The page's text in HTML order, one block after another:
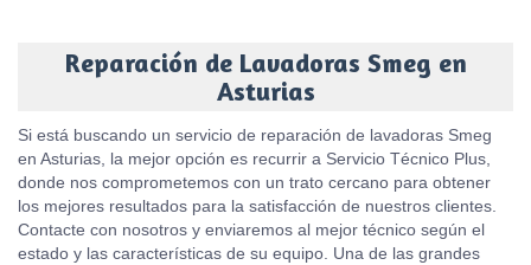
Reparación de Lavadoras Smeg en
Asturias
Si está buscando un servicio de reparación de lavadoras Smeg
en Asturias, la mejor opción es recurrir a Servicio Técnico Plus,
donde nos comprometemos con un trato cercano para obtener
los mejores resultados para la satisfacción de nuestros clientes.
Contacte con nosotros y enviaremos al mejor técnico según el
estado y las características de su equipo. Una de las grandes